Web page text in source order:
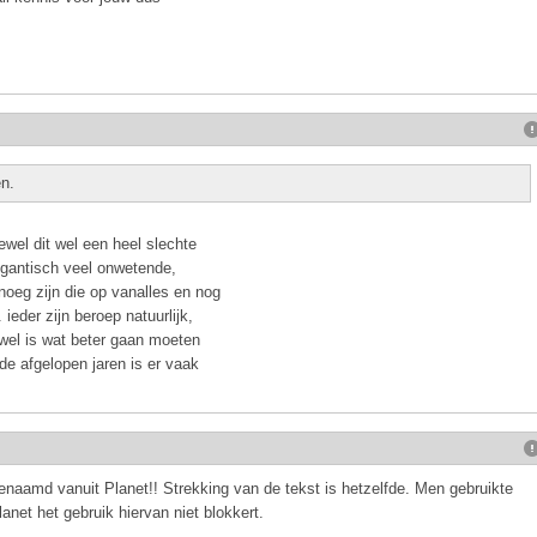
dit wel een heel slechte
veel onwetende,
zijn die op vanalles en nog
zijn beroep natuurlijk,
is wat beter gaan moeten
afgelopen jaren is er vaak
vanuit Planet!! Strekking van de tekst is hetzelfde. Men gebruikte
het gebruik hiervan niet blokkert.